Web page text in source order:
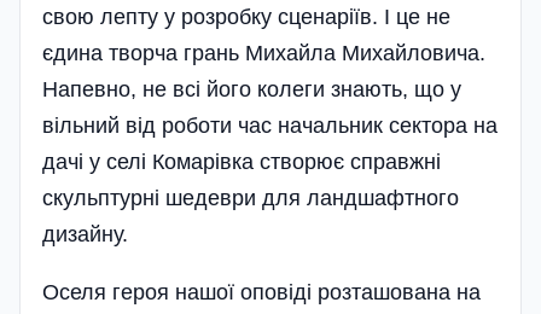
свою лепту у розробку сценаріїв. І це не
єдина творча грань Михайла Михайловича.
Напевно, не всі його колеги знають, що у
вільний від роботи час начальник сектора на
дачі у селі Комарівка створює справжні
скульптурні шедеври для ландшафтного
дизайну.
Оселя героя нашої оповіді розташована на